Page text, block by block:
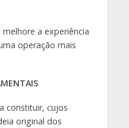
a experiência
operação mais
constituir, cujos
original dos